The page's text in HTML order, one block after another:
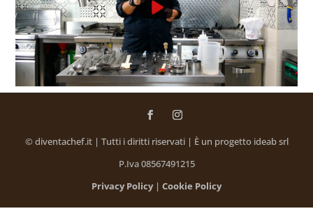
© diventachef.it | Tutti i diritti riservati | È un progetto ideab srl
P.Iva 08567491215
Privacy Policy| Cookie Policy